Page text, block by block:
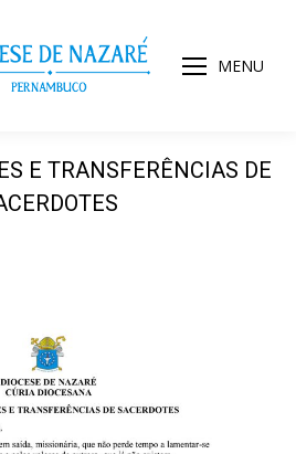
MENU
E TRANSFERÊNCIAS DE